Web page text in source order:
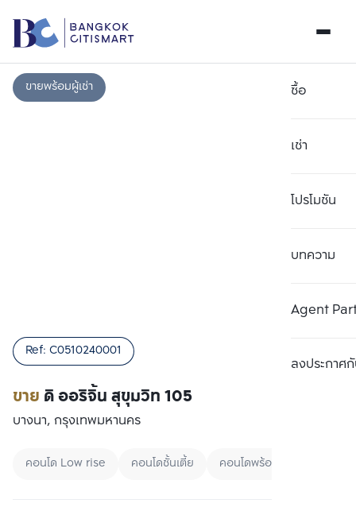
ซื้อ
เช่า
โปรโมชัน
บทความ
Agent
ลงประกาศกั
ขายพร้อมผู้เช่า
ขาย ดิ ออริจิ้น สุขุมวิท 105
Ref: C0510240001
บางนา, กรุงเทพมหานคร
คอนโด Low rise คอนโดชั้นเตี้ย คอนโดพร้อมอยู่
เปรียบเทียบ